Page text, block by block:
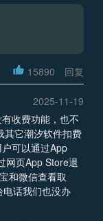
15890 回复
2025-11-19
收费功能，也不
其它潮汐软件扣费
可以通过App
网页App Store退
和微信查看取
话我们也没办